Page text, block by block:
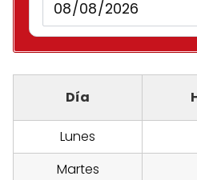
Día
Lunes
Martes